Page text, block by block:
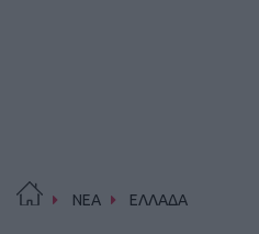
ΝΕΑ ΕΛΛΑΔΑ